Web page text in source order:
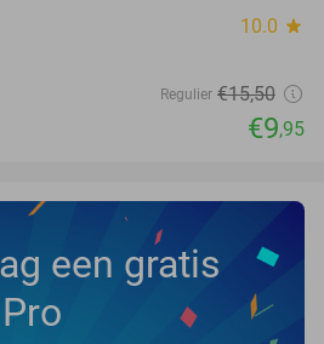
10.0 star
Regulier €15,50
€9,95
een gratis